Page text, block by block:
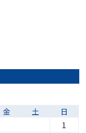
金 土 日
1